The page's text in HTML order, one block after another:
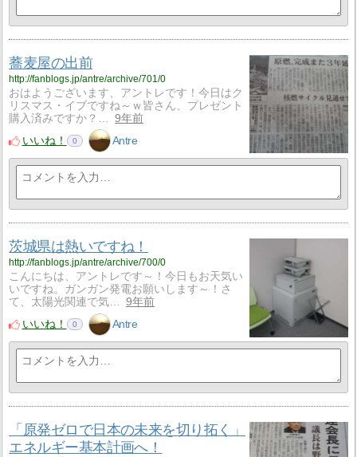
蕎麦屋の出前
http://fanblogs.jp/antre/archive/701/0
おはようございます、アントレです！今日はク
リスマス・イブですね～ｗ皆さん、プレゼント
購入済みですか？…
9年前
いいね！
0 Antre
茨城県は熱いですね！
http://fanblogs.jp/antre/archive/700/0
こんにちは、アントレです～！今日もお天気い
いですね。ガンガン発電お願いします～！さ
て、太陽光関連で気…
9年前
いいね！
0 Antre
「原発ゼロで日本の未来を切り拓く」
エネルギー基本計画へ！